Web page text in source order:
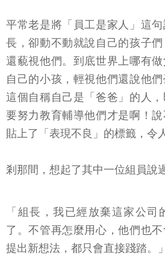
平常老是將「員工是家人」這
長，卻動不動就說自己的孩子們
還藐視他們。到底世界上哪有
自己的小孩，輕視他們還說他們
這個自稱自己是「爸爸」的人
要努力教育輔導他們才是啊！
貼上了「表現不良」的標籤，令
剎那間，想起了其中一位組員說
「組長，我已經放棄這家公司
了。不管再怎麼用心，他們也
提出新想法，都只會直接踐踏。」